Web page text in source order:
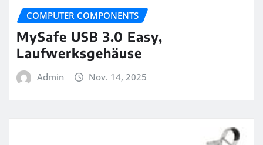
COMPUTER COMPONENTS
MySafe USB 3.0 Easy,
Laufwerksgehäuse
Admin Nov. 14, 2025